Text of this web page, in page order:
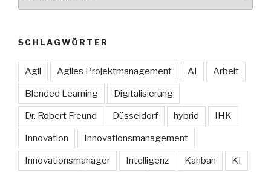
SCHLAGWÖRTER
Agil Agiles Projektmanagement AI Arbeit
Blended Learning Digitalisierung
Dr. Robert Freund Düsseldorf hybrid IHK
Innovation Innovationsmanagement
Innovationsmanager Intelligenz Kanban KI